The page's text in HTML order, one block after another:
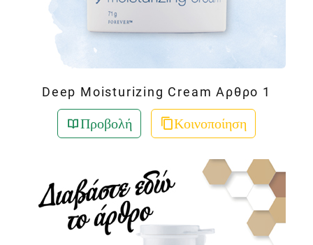
Deep Moisturizing Cream Αρθρο 1
Προβολή Κοινοποίηση